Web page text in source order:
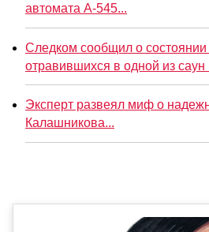
автомата А-545...
Следком сообщил о состоянии
отравившихся в одной из
Эксперт развеял миф о
Калашникова...